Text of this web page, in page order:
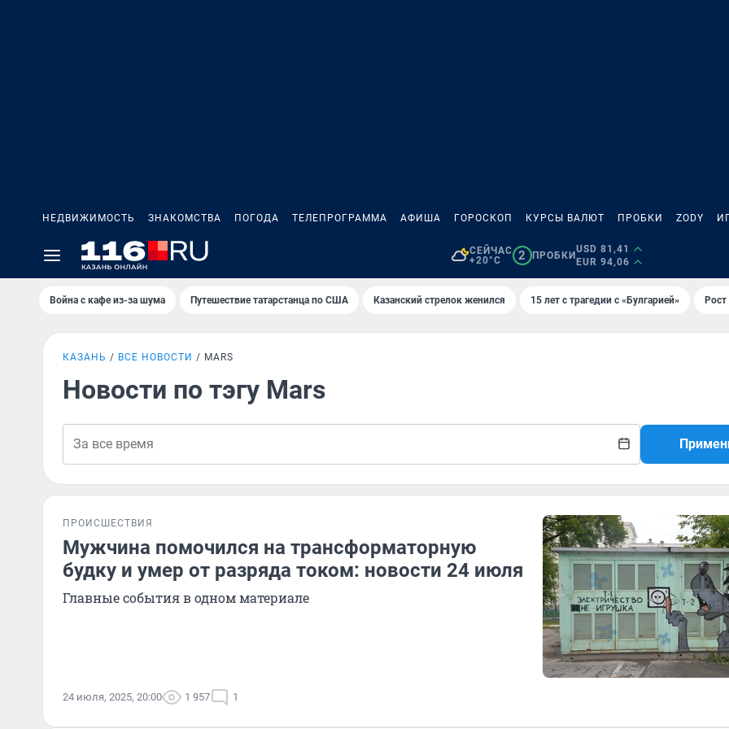
НЕДВИЖИМОСТЬ ЗНАКОМСТВА ПОГОДА ТЕЛЕПРОГРАММА АФИША ГОРОСКОП КУРСЫ ВАЛЮТ ПРОБКИ ZODY
СЕЙЧАС
+20°C
2 ПРОБКИ
USD 81,41
EUR 94,06
Война с кафе из-за шума Путешествие татарстанца по США Казанский стрелок женился 15 лет с трагедии с «Булгарией»
КАЗАНЬ ВСЕ НОВОСТИ MARS
Новости по тэгу Mars
ПРОИСШЕСТВИЯ
Мужчина помочился на трансформаторную
будку и умер от разряда током: новости 24 июля
Главные события в одном материале
24 июля, 2025, 20:00 1 957 1